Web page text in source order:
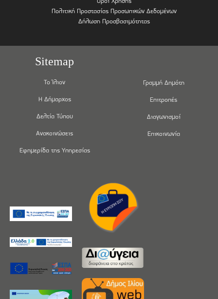
Πολιτική Προστασίας Προσωπικών Δεδομένων
Δήλωση Προσβασιμότητας
Sitemap
Το Ίλιον
Η Δήμαρχος
Δελτία Τύπου
Ανακοινώσεις
Εφημερίδα της Υπηρεσίας
Γραμμή Δημότη
Επιτροπές
Διαγωνισμοί
Επικοινωνία